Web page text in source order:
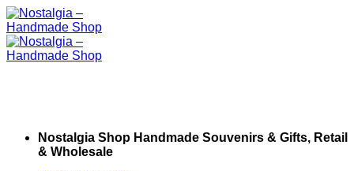
Skip
to
content
Nostalgia Shop Handmade Souvenirs & Gifts, Retail
& Wholesale